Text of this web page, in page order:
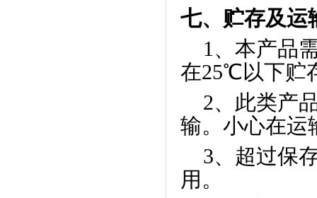
七、贮存及运
1 、本产品
在25℃以下贮
2、此类产
输。小心在运
3、超过保
用。